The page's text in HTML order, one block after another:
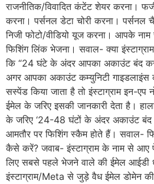
राजनीतिक/विवादित कंटेंट शेयर करना।
करना। पर्सनल डेटा चोरी करना। पर्सनल
निजी फोटो/वीडियो यूज करना। आपके नाम
फिशिंग लिंक भेजना। सवाल- क्या
कि “24 घंटे के अंदर आपका अकाउंट बंद कर
अगर आपका अकाउंट कम्युनिटी
सस्पेंड किया जाता है तो इंस्टाग्राम इन-एप
ईमेल के जरिए इसकी जानकारी देता है।
के जरिए ‘24-48 घंटों के अंदर अकाउंट बंद
आमतौर पर फिशिंग स्कैम होते हैं। सवाल-
कैसे करें? जवाब- इंस्टाग्राम के नाम से
लिए सबसे पहले भेजने वाले की ईमेल आईडी
इंस्टाग्राम/Meta से जुड़े वैध ईमेल डोमेन